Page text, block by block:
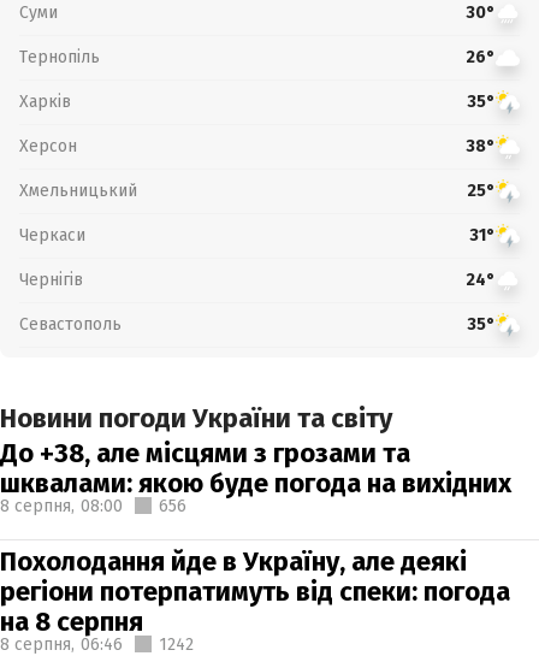
Суми 30°
Тернопіль 26°
Харків 35°
Херсон 38°
Хмельницький 25°
Черкаси 31°
Чернігів 24°
Севастополь 35°
Новини погоди України та світу
До +38, але місцями з грозами та
шквалами: якою буде погода на вихідних
8 серпня, 08:00 656
Похолодання йде в Україну, але деякі
регіони потерпатимуть від спеки: погода
на 8 серпня
8 серпня, 06:46 1242